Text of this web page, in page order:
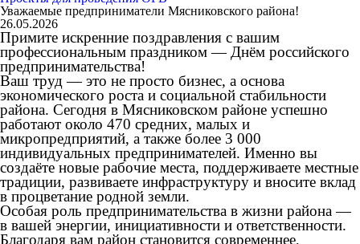
Уважаемые предприниматели Мясниковского района!
26.05.2026
Примите искренние поздравления с вашим
профессиональным праздником — Днём российского
предпринимательства!
Ваш труд — это не просто бизнес, а основа
экономического роста и социальной стабильности
района. Сегодня в Мясниковском районе успешно
работают около 470 средних, малых и
микропредприятий, а также более 3 000
индивидуальных предпринимателей. Именно вы
создаёте новые рабочие места, поддерживаете местные
традиции, развиваете инфраструктуру и вносите вклад
в процветание родной земли.
Особая роль предпринимательства в жизни района —
в вашей энергии, инициативности и ответственности.
Благодаря вам район становится современнее,